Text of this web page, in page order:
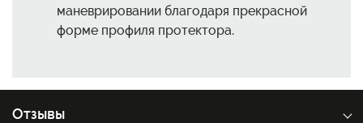
маневрировании благодаря прекрасной
форме профиля протектора.
Отзывы